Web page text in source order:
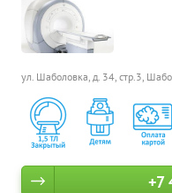
ул. Шаболовка, д. 34, стр.3,
+7